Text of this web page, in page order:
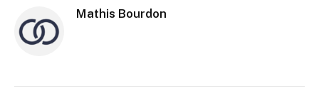
Mathis Bourdon